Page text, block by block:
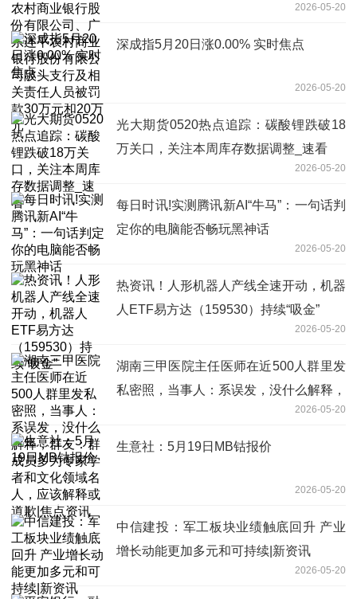
平农村商业银行股份有限公司陂头支行及
相关责任人员被罚款30万元和20万元
2026-05-20
深成指5月20日涨0.00% 实时焦点
2026-05-20
光大期货0520热点追踪：碳酸锂跌破18
万关口，关注本周库存数据调整_速看
2026-05-20
每日时讯!实测腾讯新AI“牛马”：一句话判
定你的电脑能否畅玩黑神话
2026-05-20
热资讯！人形机器人产线全速开动，机器
人ETF易方达（159530）持续“吸金”
2026-05-20
湖南三甲医院主任医师在近500人群里发
私密照，当事人：系误发，没什么解释，
群友：群成员多为专家学者和文化领域名
人，应该解释或道歉|焦点资讯
2026-05-20
生意社：5月19日MB钴报价
2026-05-20
中信建投：军工板块业绩触底回升 产业
增长动能更加多元和可持续|新资讯
2026-05-20